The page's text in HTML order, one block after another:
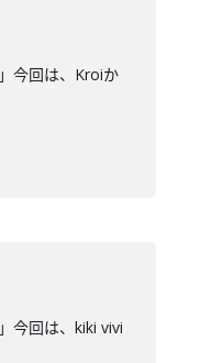
今回は、Kroiか
今回は、kiki vivi